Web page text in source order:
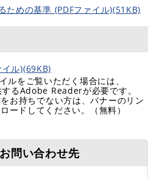
ための基準 (PDFファイル)(51KB)
ル)(69KB)
ルをご覧いただく場合には、
るAdobe Readerが必要です。
お持ちでない方は、バナーのリン
ードしてください。（無料）
問い合わせ先